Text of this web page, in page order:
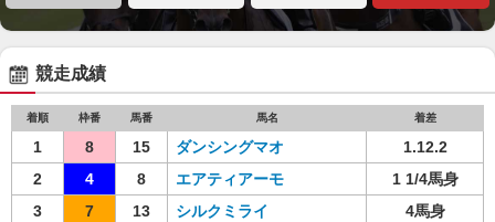
競走成績
着順 枠番 馬番 馬名 着差
1 8 15 ダンシングマオ
1.12.2
2
4 8 エアティアーモ
1 1/4馬身
3
7 13 シルクミライ
4馬身